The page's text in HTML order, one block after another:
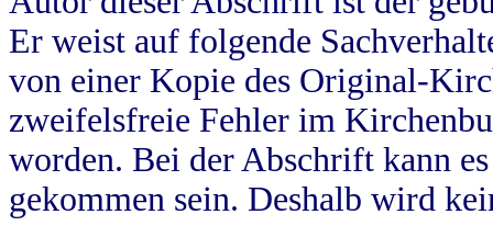
Er weist auf folgende
von einer Kopie des Original-
zweifelsfreie Fehler im
worden. Bei der Abschrift kann
gekommen sein. Deshalb wird